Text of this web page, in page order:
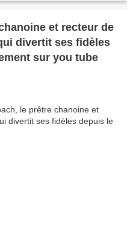
et recteur de
divertit ses fidèles
sur you tube